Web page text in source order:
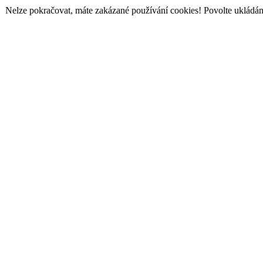
Nelze pokračovat, máte zakázané používání cookies! Povolte